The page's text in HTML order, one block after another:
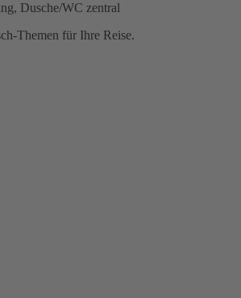
Dusche/WC zentral
Themen für Ihre Reise.